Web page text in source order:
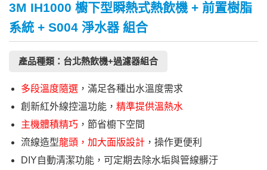
3M IH1000 櫥下型瞬熱式熱飲機 + 前置樹脂
系統 + S004 淨水器 組合
產品種類：台北熱飲機+過濾器組合
多段溫度隨選 ，滿足各種出水溫度需求
創新紅外線控溫功能， 精準提供溫熱水
主機體積精巧 ，節省櫥下空間
流線造型龍頭，加大面版設計 ，操作更便利
DIY自動清潔功能，可定期去除水垢與管線髒汙